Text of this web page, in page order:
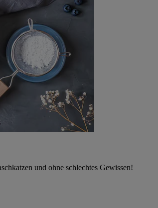
und ohne schlechtes Gewissen!